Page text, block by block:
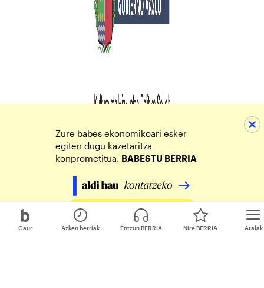
Gaur Atalak
Azken berriak Entzun BERRIA Nire BERRIA
Zure babes ekonomikoari esker
egiten dugu kazetaritza
konprometitua. BABESTU BERRIA
Egin zure ekarpena